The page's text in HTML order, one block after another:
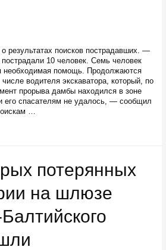
результатах поисков пострадавших. —
10 человек. Семь человек
необходимая помощь. Продолжаются
водителя экскаватора, который, по
прорыва дамбы находился в зоне
его спасателям не удалось, — сообщил
…
потерянных
на шлюзе